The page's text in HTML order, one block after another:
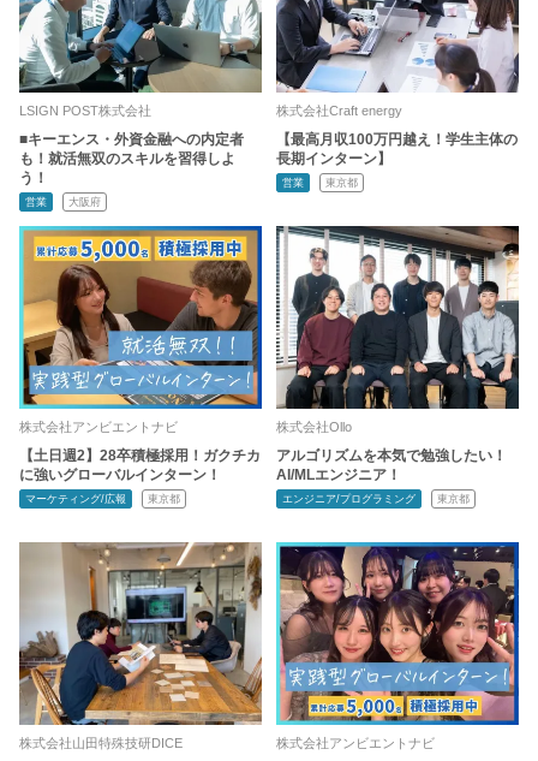
LSIGN POST株式会社
■キーエンス・外資金融への内定者
も！就活無双のスキルを習得しよ
う！
営業 大阪府
株式会社Craft energy
【最高月収100万円越え！学生主体の
長期インターン】
営業 東京都
株式会社アンビエントナビ
【土日週2】28卒積極採用！ガクチカ
に強いグローバルインターン！
マーケティング/広報 東京都
株式会社Ollo
アルゴリズムを本気で勉強したい！
AI/MLエンジニア！
エンジニア/プログラミング 東京都
株式会社山田特殊技研DICE 株式会社アンビエントナビ